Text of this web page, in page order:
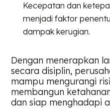
Kecepatan dan
menjadi faktor
dampak kerugian.
Dengan menerapkan
secara disiplin,
mampu mengurangi
membangun
dan siap menghadapi